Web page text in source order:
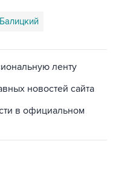
ленту
новостей сайта
в официальном